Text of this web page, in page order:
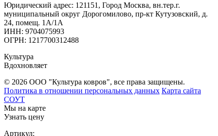
Юридический адрес: 121151, Город Москва, вн.тер.г.
муниципальный округ Дорогомилово, пр-кт Кутузовский, д.
24, помещ. 1А/1А
ИНН: 9704075993
ОГРН: 1217700312488
Культура
Вдохновляет
© 2026 ООО "Культура ковров", все права защищены.
Политика в отношении персональных данных Карта сайта
СОУТ
Мы на карте
Узнать цену
Артикул: